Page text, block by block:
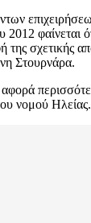
φαίνεται
της σχετικής
Στουρνάρα.
νομού Ηλείας.